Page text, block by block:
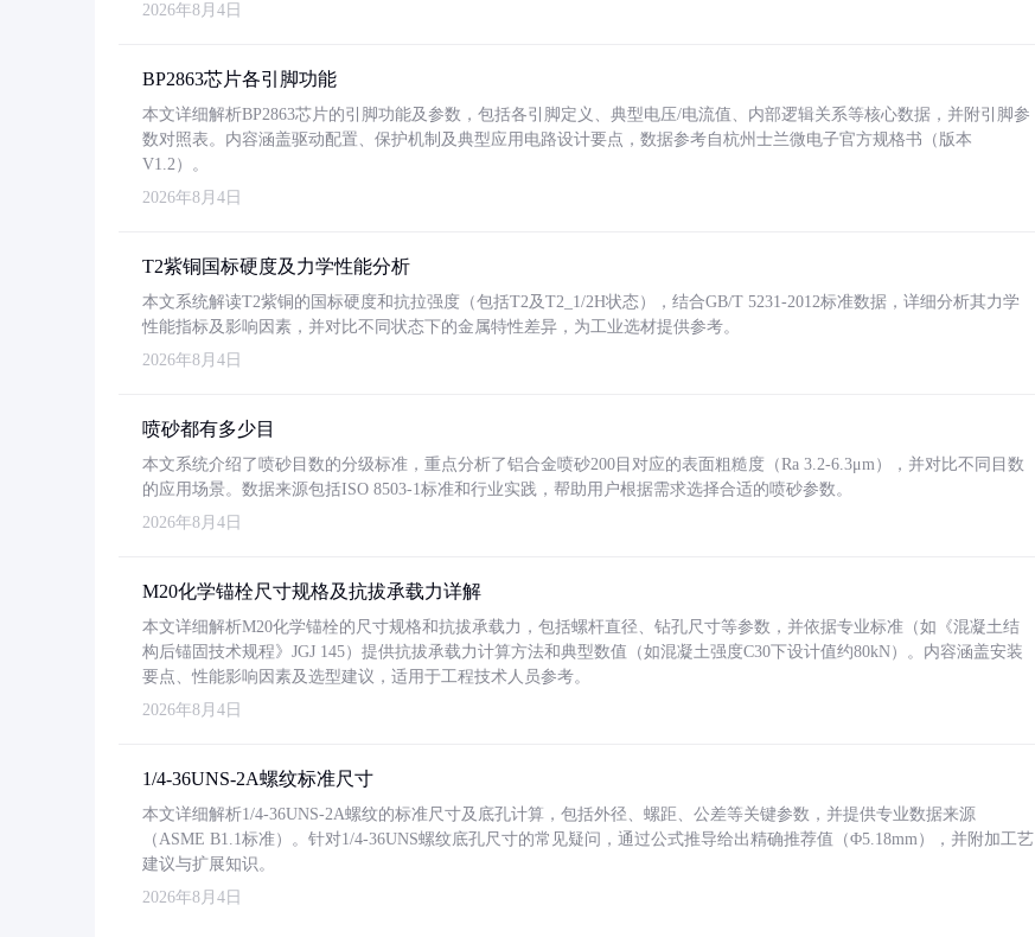
2026年8月4日
BP2863芯片各引脚功能
本文详细解析BP2863芯片的引脚功能及参数，包括各引脚定义、典型电压/电流值、内部逻辑关系等核心数据，并附引脚参
数对照表。内容涵盖驱动配置、保护机制及典型应用电路设计要点，数据参考自杭州士兰微电子官方规格书（版本
V1.2）。
2026年8月4日
T2紫铜国标硬度及力学性能分析
本文系统解读T2紫铜的国标硬度和抗拉强度（包括T2及T2_1/2H状态），结合GB/T 5231-2012标准数据，详细分析其力学
性能指标及影响因素，并对比不同状态下的金属特性差异，为工业选材提供参考。
2026年8月4日
喷砂都有多少目
本文系统介绍了喷砂目数的分级标准，重点分析了铝合金喷砂200目对应的表面粗糙度（Ra 3.2-6.3μm），并对比不同目数
的应用场景。数据来源包括ISO 8503-1标准和行业实践，帮助用户根据需求选择合适的喷砂参数。
2026年8月4日
M20化学锚栓尺寸规格及抗拔承载力详解
本文详细解析M20化学锚栓的尺寸规格和抗拔承载力，包括螺杆直径、钻孔尺寸等参数，并依据专业标准（如《混凝土结
构后锚固技术规程》JGJ 145）提供抗拔承载力计算方法和典型数值（如混凝土强度C30下设计值约80kN）。内容涵盖安装
要点、性能影响因素及选型建议，适用于工程技术人员参考。
2026年8月4日
1/4-36UNS-2A螺纹标准尺寸
本文详细解析1/4-36UNS-2A螺纹的标准尺寸及底孔计算，包括外径、螺距、公差等关键参数，并提供专业数据来源
（ASME B1.1标准）。针对1/4-36UNS螺纹底孔尺寸的常见疑问，通过公式推导给出精确推荐值（Φ5.18mm），并附加工艺
建议与扩展知识。
2026年8月4日